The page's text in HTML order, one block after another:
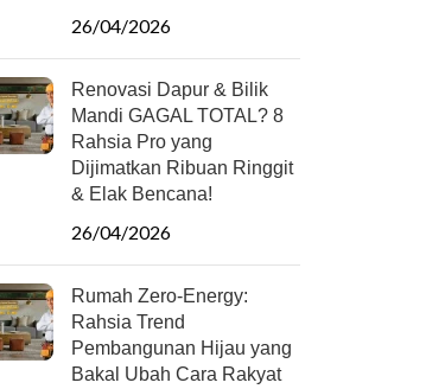
26/04/2026
Renovasi Dapur & Bilik
Mandi GAGAL TOTAL? 8
Rahsia Pro yang
Dijimatkan Ribuan Ringgit
& Elak Bencana!
26/04/2026
Rumah Zero-Energy:
Rahsia Trend
Pembangunan Hijau yang
Bakal Ubah Cara Rakyat